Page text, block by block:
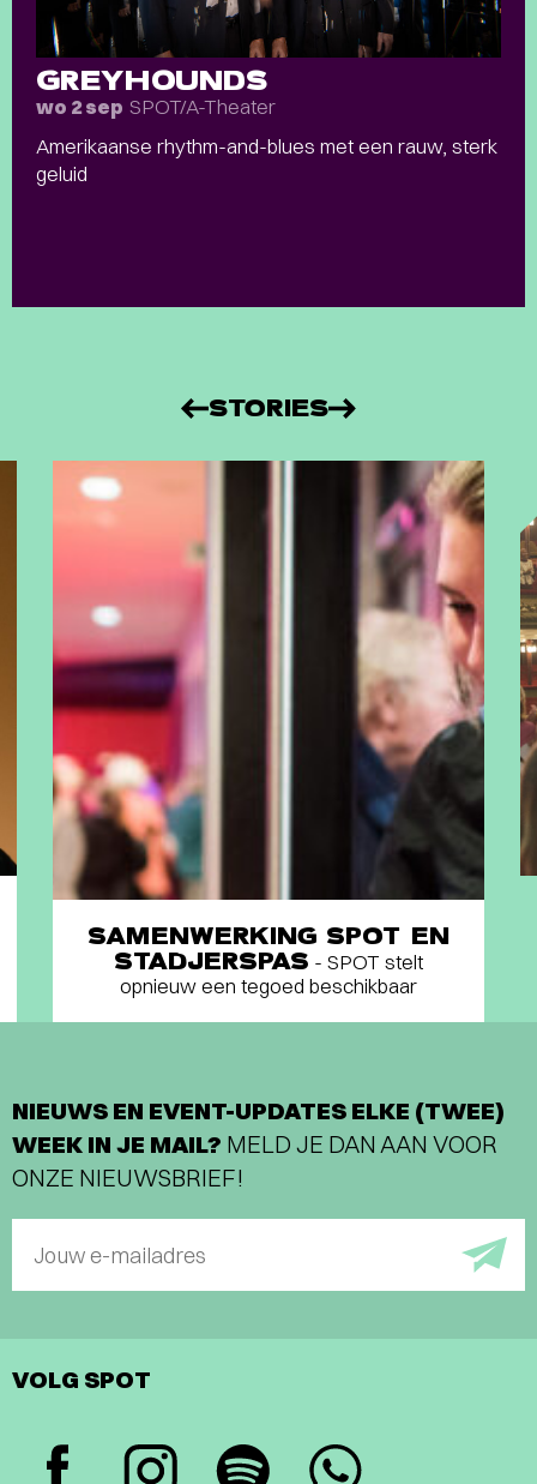
GREYHOUNDS
wo 2 sep SPOT/A-Theater
Amerikaanse rhythm-and-blues met een rauw, sterk
geluid
STORIES
SAMENWERKING SPOT EN
STADJERSPAS - SPOT stelt
opnieuw een tegoed beschikbaar
NIEUWS EN EVENT-UPDATES ELKE (TWEE)
WEEK IN JE MAIL? MELD JE DAN AAN VOOR
ONZE NIEUWSBRIEF!
Jouw e-mailadres
VOLG SPOT